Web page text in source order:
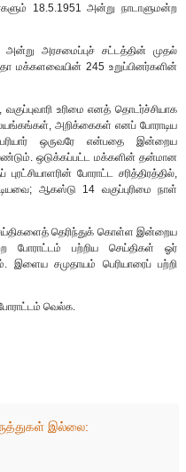
18.5.1951 அன்று நாடாளுமன்ற
அன்று அரசமைப்புச் சட்டத்தின் முதல்
மக்களவையின் 245 உறுப்பினர்களின்
உரிமை எனத் தொடர்ச்சியாக
அறிக்கைகள் எனப் போராடிய
ஒருவரே என்பதை இன்றைய
ஒடுக்கப்பட்ட மக்களின் தன்மான
போராட்ட சரித்திரத்தில்,
ஆகஸ்டு 14 வகுப்புரிமை நாள்
தெரிந்துக் கொள்ள இன்றைய
பற்றிய செய்திகள் ஓர்
இளைய சமுதாயம் பெரியாரைப் பற்றி
வெல்க.
இல்லை: